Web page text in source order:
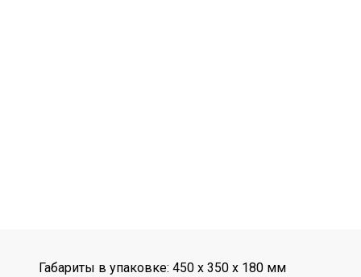
Габариты в упаковке: 450 x 350 x 180 мм